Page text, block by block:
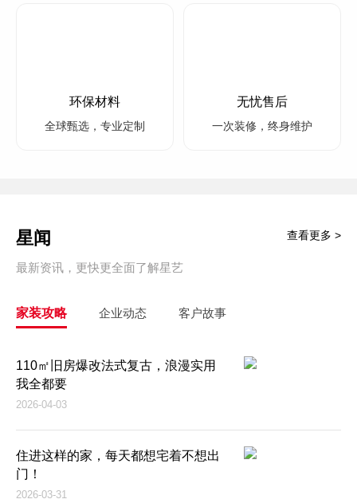
环保材料
全球甄选，专业定制
无忧售后
一次装修，终身维护
星闻
最新资讯，更快更全面了解星艺
查看更多 >
家装攻略 企业动态 客户故事
110㎡旧房爆改法式复古，浪漫实用
我全都要
2026-04-03
住进这样的家，每天都想宅着不想出
门！
2026-03-31